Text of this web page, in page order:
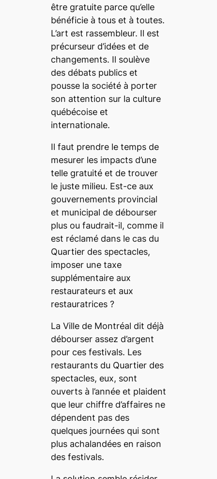
être gratuite parce qu’elle
bénéficie à tous et à toutes.
L’art est rassembleur. Il est
précurseur d’idées et de
changements. Il soulève
des débats publics et
pousse la société à porter
son attention sur la culture
québécoise et
internationale.
Il faut prendre le temps de
mesurer les impacts d’une
telle gratuité et de trouver
le juste milieu. Est-ce aux
gouvernements provincial
et municipal de débourser
plus ou faudrait-il, comme il
est réclamé dans le cas du
Quartier des spectacles,
imposer une taxe
supplémentaire aux
restaurateurs et aux
restauratrices ?
La Ville de Montréal dit déjà
débourser assez d’argent
pour ces festivals. Les
restaurants du Quartier des
spectacles, eux, sont
ouverts à l’année et plaident
que leur chiffre d’affaires ne
dépendent pas des
quelques journées qui sont
plus achalandées en raison
des festivals.